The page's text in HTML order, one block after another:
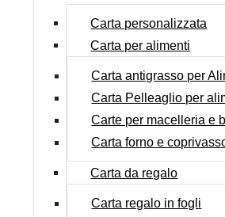
Carta personalizzata
Carta per alimenti
Carta antigrasso per
Carta Pelleaglio per
Carte per macelleria e
Carta forno e
Carta da regalo
Carta regalo in fogli